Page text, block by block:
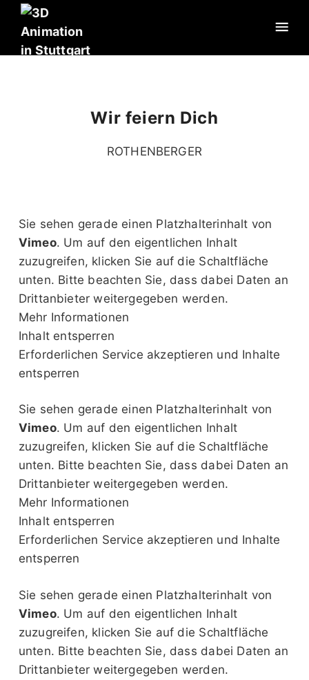
Wir feiern Dich
ROTHENBERGER
Sie sehen gerade einen Platzhalterinhalt von
Vimeo. Um auf den eigentlichen Inhalt
zuzugreifen, klicken Sie auf die Schaltfläche
unten. Bitte beachten Sie, dass dabei Daten an
Drittanbieter weitergegeben werden.
Mehr Informationen
Inhalt entsperren
Erforderlichen Service akzeptieren und Inhalte
entsperren
Sie sehen gerade einen Platzhalterinhalt von
Vimeo. Um auf den eigentlichen Inhalt
zuzugreifen, klicken Sie auf die Schaltfläche
unten. Bitte beachten Sie, dass dabei Daten an
Drittanbieter weitergegeben werden.
Mehr Informationen
Inhalt entsperren
Erforderlichen Service akzeptieren und Inhalte
entsperren
Sie sehen gerade einen Platzhalterinhalt von
Vimeo. Um auf den eigentlichen Inhalt
zuzugreifen, klicken Sie auf die Schaltfläche
unten. Bitte beachten Sie, dass dabei Daten an
Drittanbieter weitergegeben werden.